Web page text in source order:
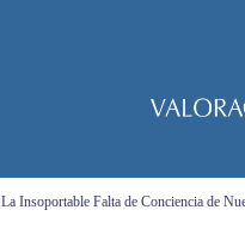
La Insoportable Falta de Conciencia de